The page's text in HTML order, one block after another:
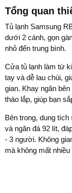
Tổng quan
Tủ lạnh Samsung
dưới 2 cánh, gọn
nhỏ đến trung bình.
Cửa tủ lạnh làm từ
tay và dễ lau chùi,
gian. Khay ngăn
tháo lắp, giúp bạn
Bên trong, dung
và ngăn đá 92 lít,
- 3 người. Không
mà không mất nhiều